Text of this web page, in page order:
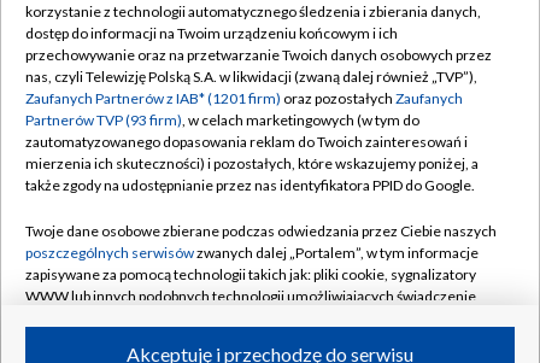
TVP
Abonament TVP
Emisja w TVP
Centrum informacji TVP
Naziemna Telewizja Cyfrowa
Rada Programowa
System NOS
Informacje o nadawcy
Regulamin TVP
Polityka prywatności
Moje zgody
Pomoc
Kontakt
Kanały
korzystanie z technologii automatycznego śledzenia i zbierania danych,
dostęp do informacji na Twoim urządzeniu końcowym i ich
przechowywanie oraz na przetwarzanie Twoich danych osobowych przez
nas, czyli Telewizję Polską S.A. w likwidacji (zwaną dalej również „TVP”),
Zaufanych Partnerów z IAB* (1201 firm) oraz pozostałych Zaufanych
Partnerów TVP (93 firm), w celach marketingowych (w tym do
zautomatyzowanego dopasowania reklam do Twoich zainteresowań i
mierzenia ich skuteczności) i pozostałych, które wskazujemy poniżej, a
także zgody na udostępnianie przez nas identyfikatora PPID do Google.
Twoje dane osobowe zbierane podczas odwiedzania przez Ciebie naszych
poszczególnych serwisówzwanych dalej „Portalem”, w tym informacje
zapisywane za pomocą technologii takich jak: pliki cookie, sygnalizatory
WWW lub innych podobnych technologii umożliwiających świadczenie
Akceptuję i przechodzę do serwisu